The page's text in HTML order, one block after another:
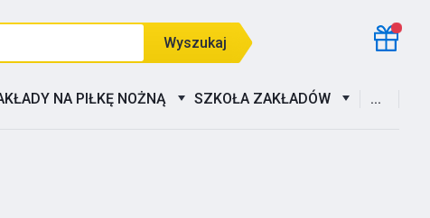
Wyszukaj
NA PIŁKĘ NOŻNĄ SZKOŁA ZAKŁADÓW ...